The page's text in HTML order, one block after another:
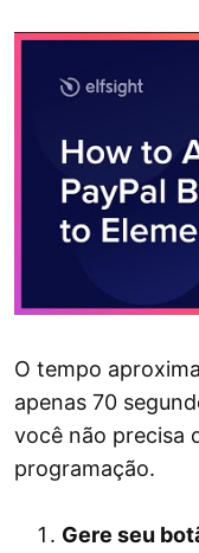
O tempo
apenas 70
você não precisa
programação.
Gere seu